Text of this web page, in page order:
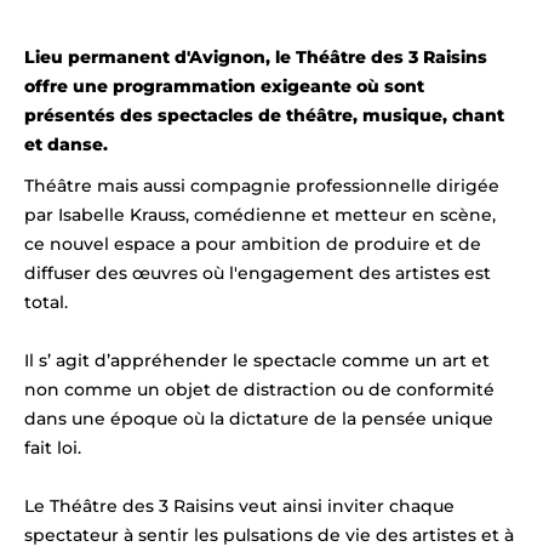
Lieu permanent d'Avignon, le Théâtre des 3 Raisins
offre une programmation exigeante où sont
présentés des spectacles de théâtre, musique, chant
et danse.
Théâtre mais aussi compagnie professionnelle dirigée
par Isabelle Krauss, comédienne et metteur en scène,
ce nouvel espace a pour ambition de produire et de
diffuser des œuvres où l'engagement des artistes est
total.
Il s’ agit d’appréhender le spectacle comme un art et
non comme un objet de distraction ou de conformité
dans une époque où la dictature de la pensée unique
fait loi.
Le Théâtre des 3 Raisins veut ainsi inviter chaque
spectateur à sentir les pulsations de vie des artistes et à